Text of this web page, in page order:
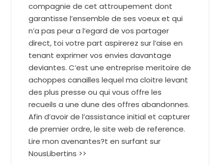
compagnie de cet attroupement dont
garantisse l’ensemble de ses voeux et qui
n’a pas peur a l’egard de vos partager
direct, toi votre part aspirerez sur l’aise en
tenant exprimer vos envies davantage
deviantes. C’est une entreprise meritoire de
achoppes canailles lequel ma cloitre levant
des plus presse ou qui vous offre les
recueils a une dune des offres abandonnes.
Afin d’avoir de l’assistance initial et capturer
de premier ordre, le site web de reference.
Lire mon avenantes?t en surfant sur
NousLibertins >>